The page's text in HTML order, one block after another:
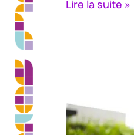
Lire la suite »